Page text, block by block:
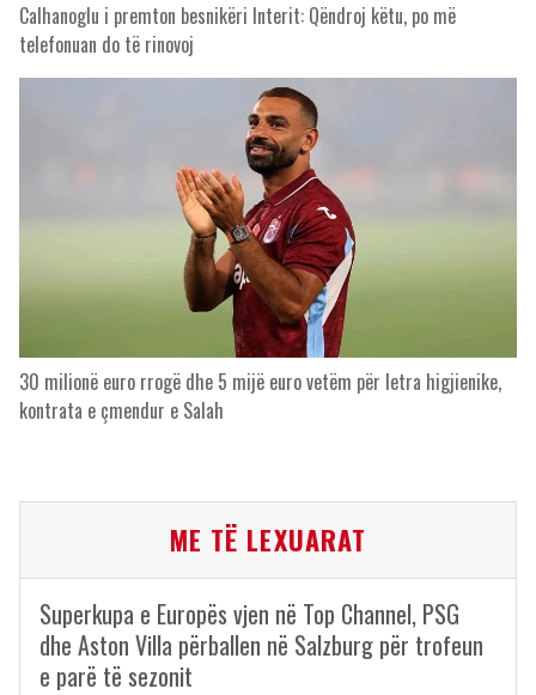
Calhanoglu i premton besnikëri Interit: Qëndroj këtu, po më
telefonuan do të rinovoj
30 milionë euro rrogë dhe 5 mijë euro vetëm për letra higjienike,
kontrata e çmendur e Salah
ME TË LEXUARAT
Superkupa e Europës vjen në Top Channel, PSG
dhe Aston Villa përballen në Salzburg për trofeun
e parë të sezonit